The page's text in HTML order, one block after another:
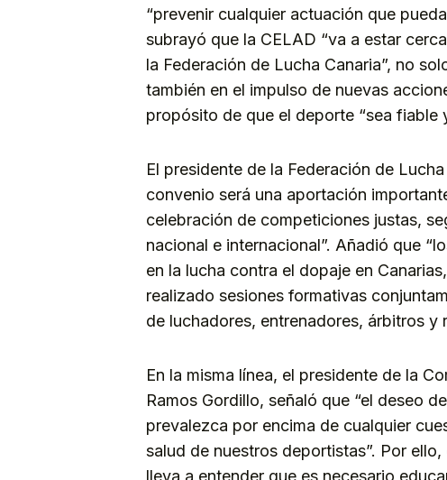
“prevenir cualquier actuación que
subrayó que la CELAD “va a estar
la Federación de Lucha Canaria”, no
también en el impulso de nuevas
propósito de que el deporte “sea fiable
El presidente de la Federación de
convenio será una aportación
celebración de competiciones justas,
nacional e internacional”. Añadió que
en la lucha contra el dopaje en
realizado sesiones formativas
de luchadores, entrenadores, árbitros y
En la misma línea, el presidente de la
Ramos Gordillo, señaló que “el deseo
prevalezca por encima de cualquier
salud de nuestros deportistas”. Por
lleva a entender que es necesario